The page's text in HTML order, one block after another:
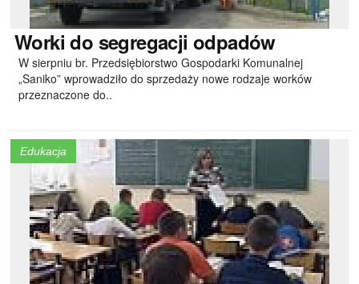
Worki do segregacji odpadów
W sierpniu br. Przedsiębiorstwo Gospodarki Komunalnej
„Saniko” wprowadziło do sprzedaży nowe rodzaje worków
przeznaczone do..
Edukacja